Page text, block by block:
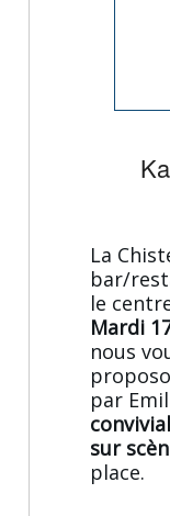
La
bar/
le
Mardi
nous
par
sur
place.